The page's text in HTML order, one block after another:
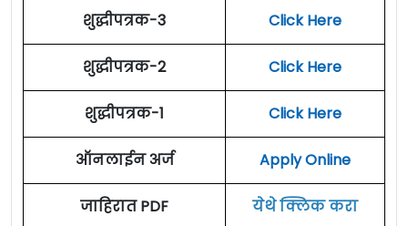
शुद्धीपत्रक-3 Click Here
शुद्धीपत्रक-2 Click Here
शुद्धीपत्रक-1 Click Here
ऑनलाईन अर्ज Apply Online
जाहिरात PDF येथे क्लिक करा